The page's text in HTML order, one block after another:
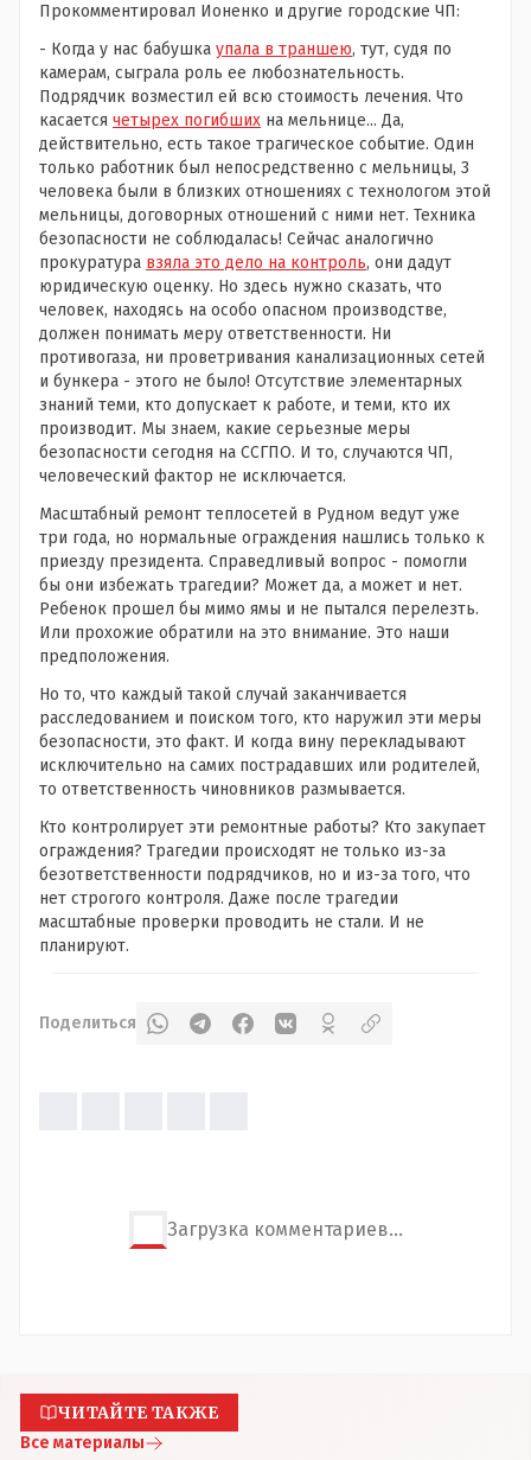
Прокомментировал Ионенко и другие городские ЧП:
- Когда у нас бабушка упала в траншею, тут, судя по
камерам, сыграла роль ее любознательность.
Подрядчик возместил ей всю стоимость лечения. Что
касается четырех погибших на мельнице... Да,
действительно, есть такое трагическое событие. Один
только работник был непосредственно с мельницы, 3
человека были в близких отношениях с технологом этой
мельницы, договорных отношений с ними нет. Техника
безопасности не соблюдалась! Сейчас аналогично
прокуратура взяла это дело на контроль, они дадут
юридическую оценку. Но здесь нужно сказать, что
человек, находясь на особо опасном производстве,
должен понимать меру ответственности. Ни
противогаза, ни проветривания канализационных сетей
и бункера - этого не было! Отсутствие элементарных
знаний теми, кто допускает к работе, и теми, кто их
производит. Мы знаем, какие серьезные меры
безопасности сегодня на ССГПО. И то, случаются ЧП,
человеческий фактор не исключается.
Масштабный ремонт теплосетей в Рудном ведут уже
три года, но нормальные ограждения нашлись только к
приезду президента. Справедливый вопрос - помогли
бы они избежать трагедии? Может да, а может и нет.
Ребенок прошел бы мимо ямы и не пытался перелезть.
Или прохожие обратили на это внимание. Это наши
предположения.
Но то, что каждый такой случай заканчивается
расследованием и поиском того, кто наружил эти меры
безопасности, это факт. И когда вину перекладывают
исключительно на самих пострадавших или родителей,
то ответственность чиновников размывается.
Кто контролирует эти ремонтные работы? Кто закупает
ограждения? Трагедии происходят не только из-за
безответственности подрядчиков, но и из-за того, что
нет строгого контроля. Даже после трагедии
масштабные проверки проводить не стали. И не
планируют.
Поделиться
Загрузка комментариев...
ЧИТАЙТЕ ТАКЖЕ
Все материалы